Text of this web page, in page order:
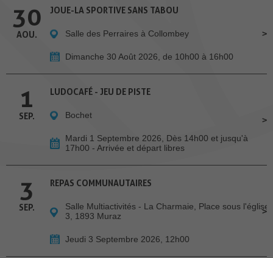
30
AOU.
JOUE-LA SPORTIVE SANS TABOU
Salle des Perraires à Collombey
Dimanche 30 Août 2026, de 10h00 à 16h00
1
SEP.
LUDOCAFÉ - JEU DE PISTE
Bochet
Mardi 1 Septembre 2026, Dès 14h00 et jusqu'à
17h00 - Arrivée et départ libres
3
SEP.
REPAS COMMUNAUTAIRES
Salle Multiactivités - La Charmaie, Place sous l'église
3, 1893 Muraz
Jeudi 3 Septembre 2026, 12h00